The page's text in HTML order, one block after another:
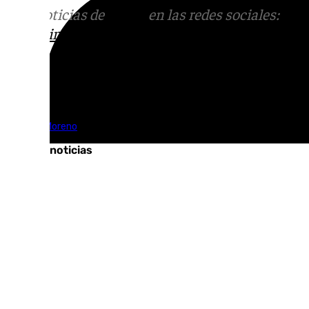
Más noticias de en las redes sociales:
informativos@101tv.es
Juanma Moreno
Últimas noticias